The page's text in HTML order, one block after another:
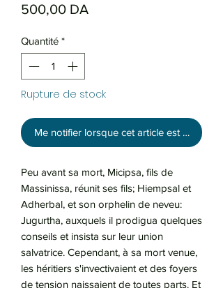
500,00 DA
Quantité *
Rupture de stock
Me notifier lorsque cet article est disponible
Peu avant sa mort, Micipsa, fils de
Massinissa, réunit ses fils; Hiempsal et
Adherbal, et son orphelin de neveu:
Jugurtha, auxquels il prodigua quelques
conseils et insista sur leur union
salvatrice. Cependant, à sa mort venue,
les héritiers s'invectivaient et des foyers
de tension naissaient de toutes parts. Et